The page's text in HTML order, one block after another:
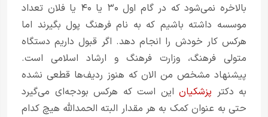
بالاخره نمی‌شود که در گام اول ۳۰ یا ۴۰ یا فلان تعداد
موسسه داشته باشیم که به نام فرهنگ پول بگیرند اما
هرکس کار خودش را انجام دهد. اگر قبول داریم دستگاه
متولی فرهنگ، وزارت فرهنگ و ارشاد اسلامی است.
پیشنهاد مشخص من الان که هنوز ردیف‌ها قطعی نشده
به دکتر پزشکیان این است که هرکس بودجه‌ای می‌گیرد
حتی به عنوان کمک به هر مقدار البته الحمدالله هیچ کدام